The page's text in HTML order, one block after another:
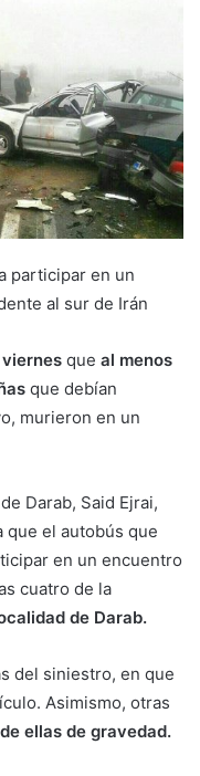
participar en un
al sur de Irán
que al menos
que debían
murieron en un
Darab, Said Ejrai,
que el autobús que
en un encuentro
cuatro de la
de Darab.
del siniestro, en que
Asimismo, otras
ellas de gravedad.